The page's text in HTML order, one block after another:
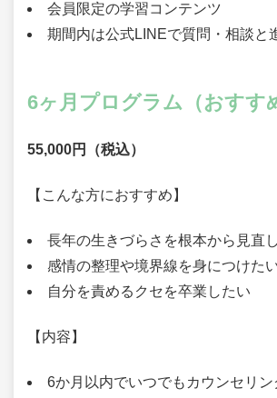
会員限定の学習コンテンツ
期間内は公式LINEで質問・相談と
6ヶ月プログラム（おすす
55,000円（税込）
【こんな方におすすめ】
長年の生きづらさを根本から見直
感情の整理や境界線を身につけた
自分を責めるクセを卒業したい
【内容】
6か月以内でいつでもカウンセリ